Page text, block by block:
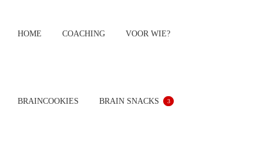
HOME COACHING VOOR WIE?
BRAINCOOKIES BRAIN SNACKS 3